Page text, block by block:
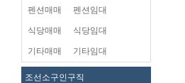
펜션매매 펜션임대
식당매매 식당임대
기타매매 기타임대
조선소구인구직